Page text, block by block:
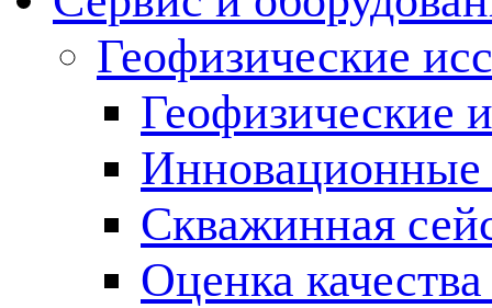
Геофизические
Геофизические
Инновационные
Скважинная
Оценка